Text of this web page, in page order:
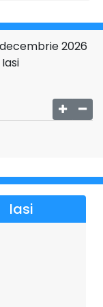
regăsește în felul
apropiere.
ești singur într-o
nimic. Iar dacă
ci la o întâlnire
ce totul se
2026
Iasi